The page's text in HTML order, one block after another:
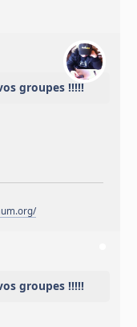
groupes !!!!!
groupes !!!!!